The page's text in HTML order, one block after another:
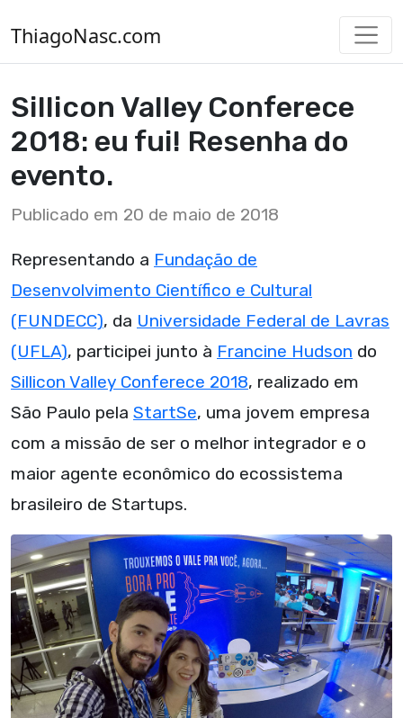
ThiagoNasc.com
Sillicon Valley Conferece
2018: eu fui! Resenha do
evento.
Publicado em 20 de maio de 2018
Representando a Fundação de
Desenvolvimento Científico e Cultural
(FUNDECC), da Universidade Federal de Lavras
(UFLA), participei junto à Francine Hudson do
Sillicon Valley Conferece 2018, realizado em
São Paulo pela StartSe, uma jovem empresa
com a missão de ser o melhor integrador e o
maior agente econômico do ecossistema
brasileiro de Startups.